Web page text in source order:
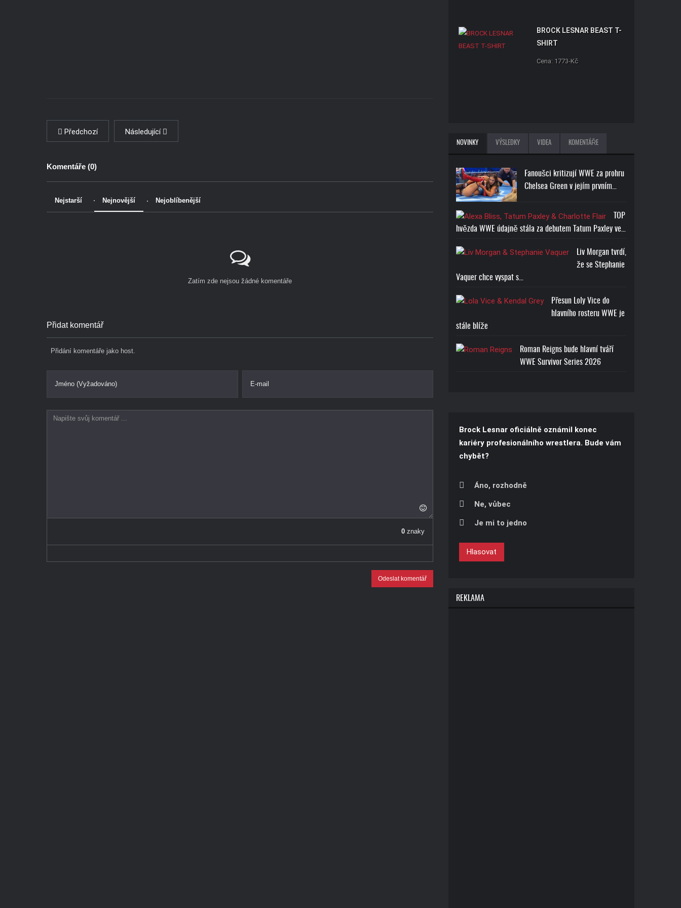
Předchozí Následující
Komentáře (0)
Nejstarší Nejnovější Nejoblíbenější
Zatím zde nejsou žádné komentáře
Přidat komentář
Přidání komentáře jako host.
Jméno (Vyžadováno) E-mail
0 znaky
Odeslat komentář
BROCK LESNAR BEAST T-
SHIRT
Cena: 1773-Kč
NOVINKY VÝSLEDKY VIDEA KOMENTÁŘE
Fanoušci kritizují WWE za prohru
Chelsea Green v jejím prvním…
TOP
hvězda WWE údajně stála za debutem Tatum Paxley ve…
Liv Morgan tvrdí,
že se Stephanie
Vaquer chce vyspat s…
Přesun Loly Vice do
hlavního rosteru WWE je
stále blíže
Roman Reigns bude hlavní tváří
WWE Survivor Series 2026
Brock Lesnar oficiálně oznámil konec
kariéry profesionálního wrestlera. Bude vám
chybět?
Áno, rozhodně
Ne, vůbec
Je mi to jedno
Hlasovat
REKLAMA